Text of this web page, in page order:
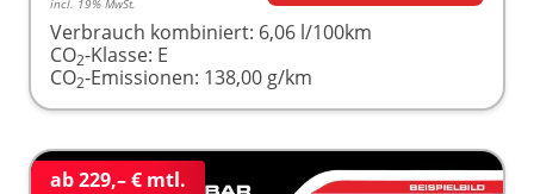
Verbrauch kombiniert: 6,06 l/100km
CO2-Klasse: E
CO2-Emissionen: 138,00 g/km
ab 229,– € mtl.